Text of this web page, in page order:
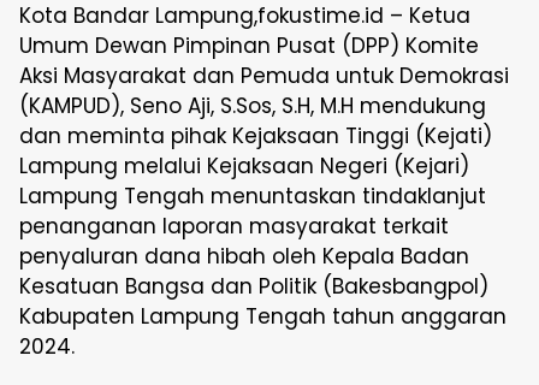
Kota Bandar Lampung,fokustime.id – Ketua
Umum Dewan Pimpinan Pusat (DPP) Komite
Aksi Masyarakat dan Pemuda untuk Demokrasi
(KAMPUD), Seno Aji, S.Sos, S.H, M.H mendukung
dan meminta pihak Kejaksaan Tinggi (Kejati)
Lampung melalui Kejaksaan Negeri (Kejari)
Lampung Tengah menuntaskan tindaklanjut
penanganan laporan masyarakat terkait
penyaluran dana hibah oleh Kepala Badan
Kesatuan Bangsa dan Politik (Bakesbangpol)
Kabupaten Lampung Tengah tahun anggaran
2024.